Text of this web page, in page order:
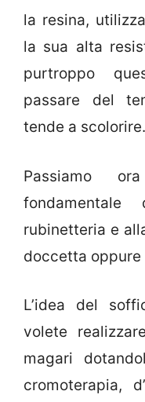
la resina,
la sua alta
purtroppo
passare del
tende a scolorire.
Passiamo
rubinetteria e
doccetta
L’idea del
volete
magari
cromoterapia,